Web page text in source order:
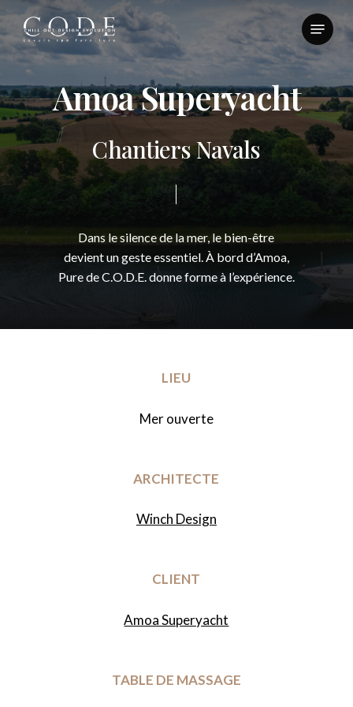
to
main
content
Menu
AmoaSuperyacht
ChantiersNavals
Dans lesilencede lamer, le bien-être
devientungesteessentiel. À bordd’Amoa,
PuredeC.O.D.E. donneformeà l’expérience.
LIEU
Mer ouverte
ARCHITECTE
Winch Design
CLIENT
Amoa Superyacht
TABLE DE MASSAGE
Close
Menu